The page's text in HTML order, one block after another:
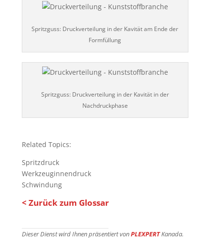
Spritzguss: Druckverteilung in der Kavität am Ende der
Formfüllung
Spritzguss: Druckverteilung in der Kavität in der
Nachdruckphase
Related Topics:
Spritzdruck
Werkzeuginnendruck
Schwindung
< Zurück zum Glossar
Dieser Dienst wird Ihnen präsentiert vonPLEXPERTKanada.